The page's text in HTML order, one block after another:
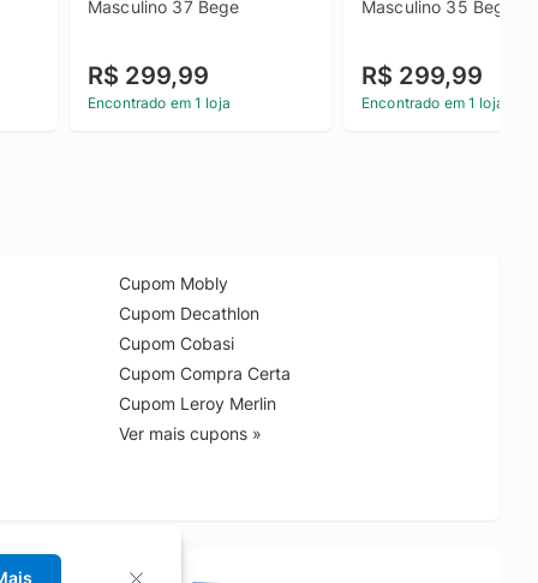
Masculino 37 Bege
R$ 299,99
Encontrado em 1 loja
Masculino 35 Bege
R$ 299,99
Encontrado em 1 loja
Cupom Mobly
Cupom Decathlon
Cupom Cobasi
Cupom Compra Certa
Cupom Leroy Merlin
Ver mais cupons »